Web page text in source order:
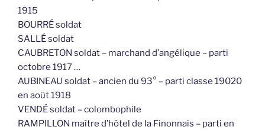
1915
BOURRÉ soldat
SALLÉ soldat
CAUBRETON soldat – marchand d’angélique – parti
octobre 1917 …
AUBINEAU soldat – ancien du 93° – parti classe 19020
en août 1918
VENDÉ soldat – colombophile
RAMPILLON maître d’hôtel de la Finonnais – parti en